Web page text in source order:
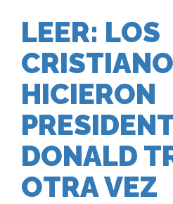
LEER: LOS
HICIERON
DONALD
OTRA VEZ